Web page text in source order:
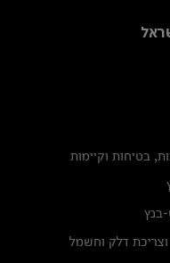
בטיחות וקיימות
בנץ
וצריכת דלק וחשמל